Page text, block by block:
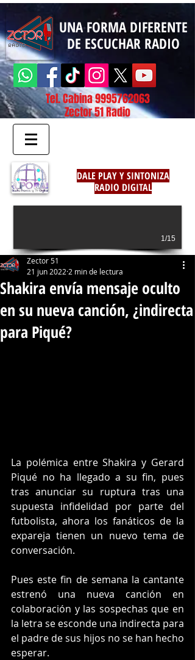
UNA FORMA DIFERENTE
DE ESCUCHAR RADIO
Tel. Cabina9995762063
Zector 51 Radio
DALE PLAY Y SINTONIZA
RADIO DIGITAL
1/15
Shakira envía mensaje oculto
en su nueva canción, ¿indirecta
para Piqué?
Zector 51
21 jun 2022 2 min de lectura
La polémica entre Shakira y Gerard
Piqué no ha llegado a su fin, pues
tras anunciar su ruptura tras una
supuesta infidelidad por parte del
futbolista, ahora los fanáticos de la
expareja tienen un nuevo tema de
conversación.
Pues este fin de semana la cantante
estrenó una nueva canción en
colaboración y las sospechas que en
la letra se esconde una indirecta para
el padre de sus hijos no se han hecho
esperar.